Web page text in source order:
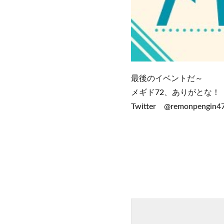
最後のイベントだ～
メギド72、ありがとな！
Twitter